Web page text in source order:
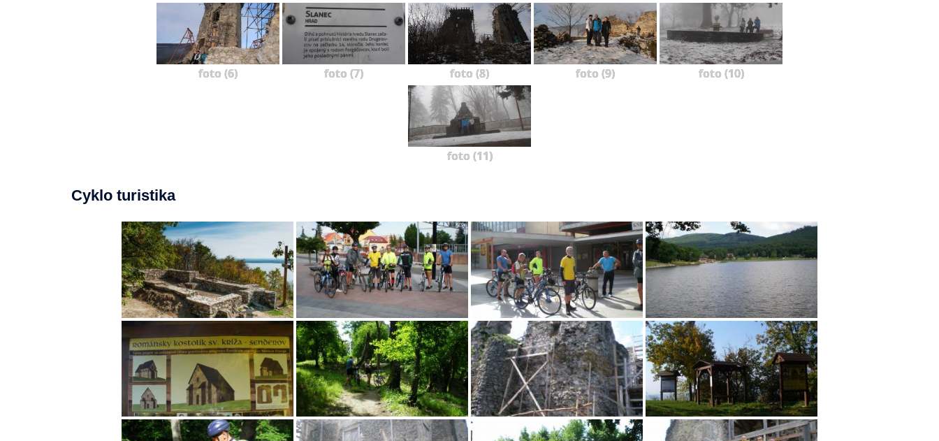
foto (6) foto (7) foto (8) foto (9) foto (10)
foto (11)
Cyklo turistika